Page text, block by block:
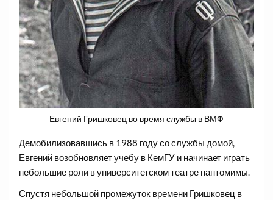
Евгений Гришковец во время службы в ВМФ
Демобилизовавшись в 1988 году со службы домой,
Евгений возобновляет учебу в КемГУ и начинает играть
небольшие роли в университетском театре пантомимы.
Спустя небольшой промежуток времени Гришковец в